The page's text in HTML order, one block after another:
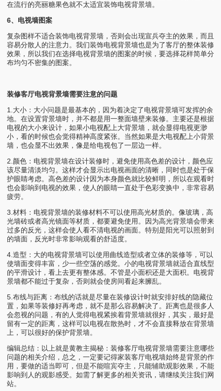
在流行的亮丽糖果色就不太适宜装饰电视背景墙。
6、电视墙图案
复杂图样不适合装饰电视背景墙，否则会出现宣兵夺主的效果，而且
容易分散人的注意力。我们装饰电视背景墙也是为了客厅的整体装修
效果，所以我们在选择电视背景墙的图案的时候，要选择花样简单分
布均匀不密集的图案。
装修客厅电视背景墙需要注意的问题
1.大小：大小问题是最基本的，因为着决定了电视背景墙可发挥的余
地。在设置背景墙时，并不都是用一整面墙壁来装修。主要还是根据
电视的大小来设计，如果小电视配上大背景墙，就会显得电视更渺
小，看的时候也会觉得精神高度紧张。当然如果是大电视配上小背景
墙，也会显不出效果，像是给电视包了一层边一样。
2.颜色：电视背景墙在设计装修时，避免使用高色差的设计，颜色应
该尽量清淡均匀。这样才会显示出电视画面的清晰，同时也是处于保
护眼睛考虑。高色差的设计因为本身颜色就比较鲜明，所以在观看时
也会影响到电视的效果，使人的眼睛一直处于色彩变换中，非常容易
疲劳。
3.材料：电视背景墙的装修材料不可以使用高光材质的。像玻璃，高
光墙砖或者高光镜面等材质，都要避免使用。因为高光背景墙会带来
过多的反光，这样会使人看不清电视的画面。特别是阳光可以照射到
的墙面，反光时非常影响观看的舒适度。
4.造型：大的电视背景墙可以使用曲线造型或者立体的装修等，可以
使墙面变得丰富，少一些空荡的感觉。小的电视背景墙就适合直线型
的平滑设计，看上去更有整体感。不管是小面积还是大面积。电视背
景墙都不能过于复杂，否则就会使房间看起来臃乱。
5.布线与距离：布线的话就是尽量在装修设计时就安排好线的隐藏位
置，如果等装修好再考虑，就不是那么容易解决了。距离也是很多人
会忽视的问题，有的人觉得电视紧挨着背景墙就很好，其实，最好是
留有一定的距离，这样可以电视在散热时，才不会直接释放在背景墙
上，可以很好的保护背景墙。
编辑总结：以上就是黄教主揭秘：装修客厅电视背景墙需要注意哪些
问题的相关介绍，总之，一定要记得家装客厅电视墙始终是背景的作
用，要做的适当即可，但是不能喧宾夺主，只能辅助观影效果，不能
影响到人的观影感受。如需了解更多的相关资讯，请继续关注我们网
站。